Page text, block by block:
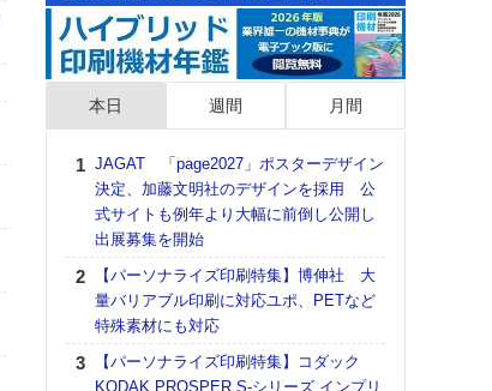
本日 週間 月間
JAGAT 「page2027」ポスターデザイン
決定、加藤文明社のデザインを採用 公
式サイトも例年より大幅に前倒し公開し
出展募集を開始
【パーソナライズ印刷特集】博伸社 大
量バリアブル印刷に対応ユポ、PETなど
特殊素材にも対応
【パーソナライズ印刷特集】コダック
KODAK PROSPER S-シリーズ インプリ